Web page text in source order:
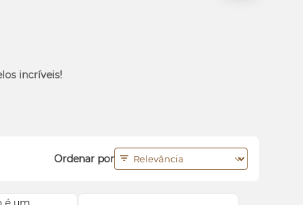
incríveis!
Ordenar por